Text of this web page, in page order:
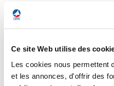
Ce site Web utilise des
Les cookies nous permettent
et les annonces, d'offrir des
Tunisair Express, filiale de la
Tunisair, a signé avec ATR* un
initiale et récurrente, les
année dans le monde, ce sont près de 3 500 stagiaires,
personnels navigants